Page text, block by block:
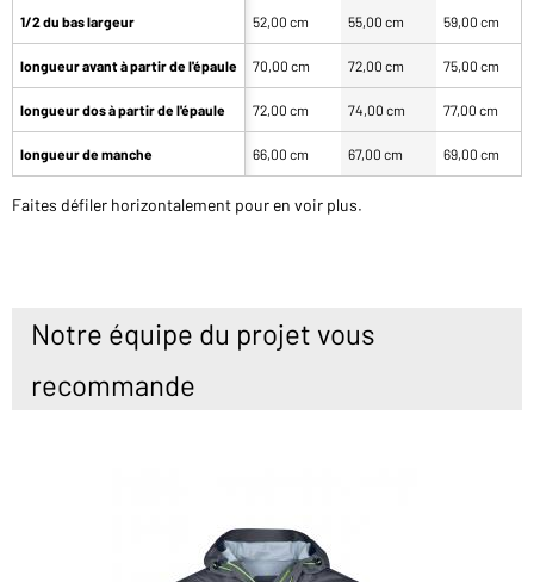
1/2 du bas largeur
longueur avant à partir de l'épaule
longueur dos à partir de l'épaule
longueur de manche
52,00 cm 55,00 cm 59,00 cm
70,00 cm 72,00 cm 75,00 cm
72,00 cm 74,00 cm 77,00 cm
66,00 cm 67,00 cm 69,00 cm
Faites défiler horizontalement pour en voir plus.
Notre équipe du projet vous
recommande